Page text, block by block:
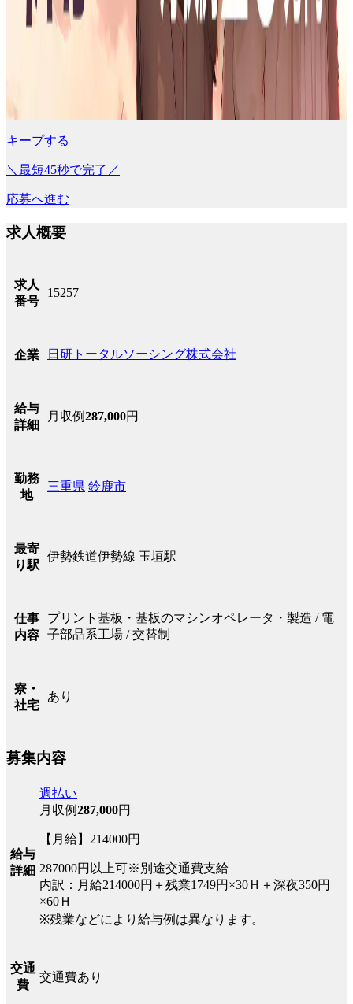
キープする
＼最短45秒で完了／
応募へ進む
求人概要
求人
番号
15257
企業 日研トータルソーシング株式会社
給与
詳細
月収例287,000円
勤務
地
三重県 鈴鹿市
最寄
り駅
伊勢鉄道伊勢線 玉垣駅
仕事
内容
プリント基板・基板のマシンオペレータ・製造 / 電
子部品系工場 / 交替制
寮・
社宅
あり
募集内容
給与
詳細
週払い
月収例287,000円
【月給】214000円
287000円以上可※別途交通費支給
内訳：月給214000円＋残業1749円×30Ｈ＋深夜350円
×60Ｈ
※残業などにより給与例は異なります。
交通
費
交通費あり